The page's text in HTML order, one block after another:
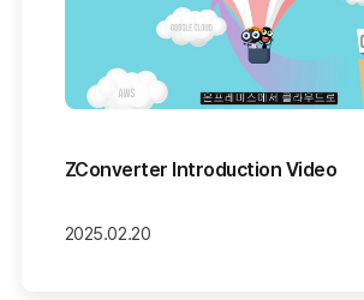
ZConverter Introduction Video
2025.02.20